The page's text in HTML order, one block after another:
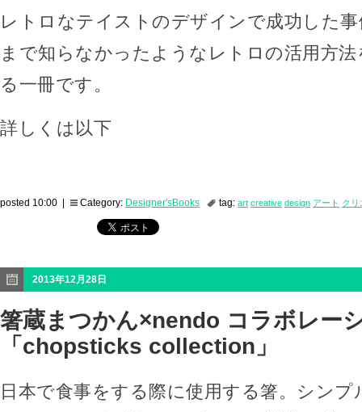
レトロなテイストのデザインで成功した
まで知らなかったようなレトロの活用方
る一冊です。
詳しくは以下
posted 10:00 | Category: Designer'sBooks tag: art creative design アート クリ
2013年12月28日
箸蔵まつかん×nendo コラボレー
「chopsticks collection」
日本で食事をする際に使用する箸。シン